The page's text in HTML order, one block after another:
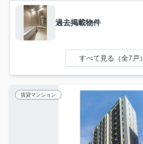
過去掲載物件
すべて見る（全7戸）
賃貸マンション